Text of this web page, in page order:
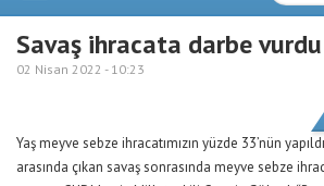
Savaş ihracata darbe vurdu
02 Nisan 2022 - 10:23
Yaş meyve sebze ihracatımızın yüzde 33’nün
arasında çıkan savaş sonrasında meyve sebze